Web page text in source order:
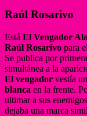
Raúl Rosarivo
Está El Vengador
Raúl Rosarivo para
Se publica por
simultánea a la
El vengador vestía
blanca en la frente.
ultimar a sus
dejaba una marca